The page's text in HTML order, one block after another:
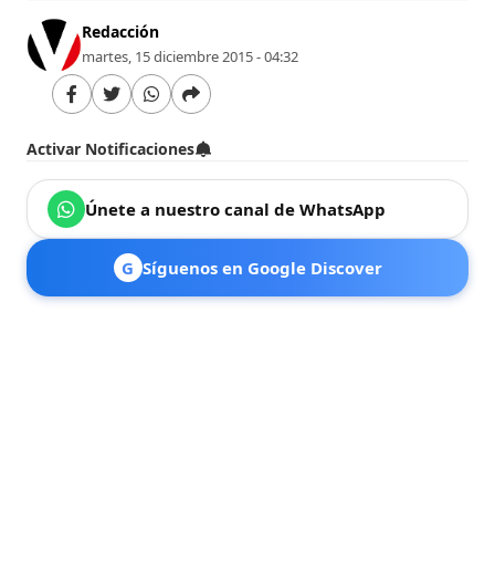
Redacción
martes, 15 diciembre 2015 - 04:32
Activar Notificaciones
Únete a nuestro canal de WhatsApp
G Síguenos en Google Discover